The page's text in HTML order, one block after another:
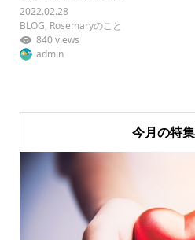
2022.02.28
BLOG, Rosemaryのこと
840 views
admin
今月の特